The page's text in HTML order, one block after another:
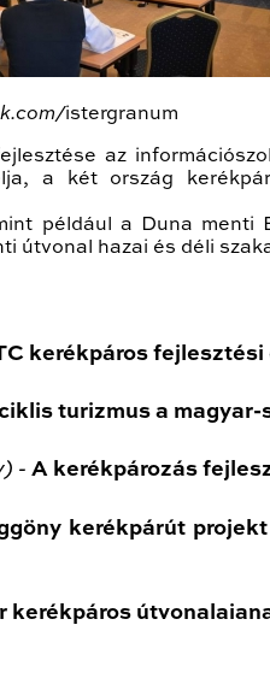
istergranum
az
a két ország
például a Duna menti
útvonal hazai és déli
kerékpáros
turizmus a
- A kerékpározás
kerékpárút
kerékpáros